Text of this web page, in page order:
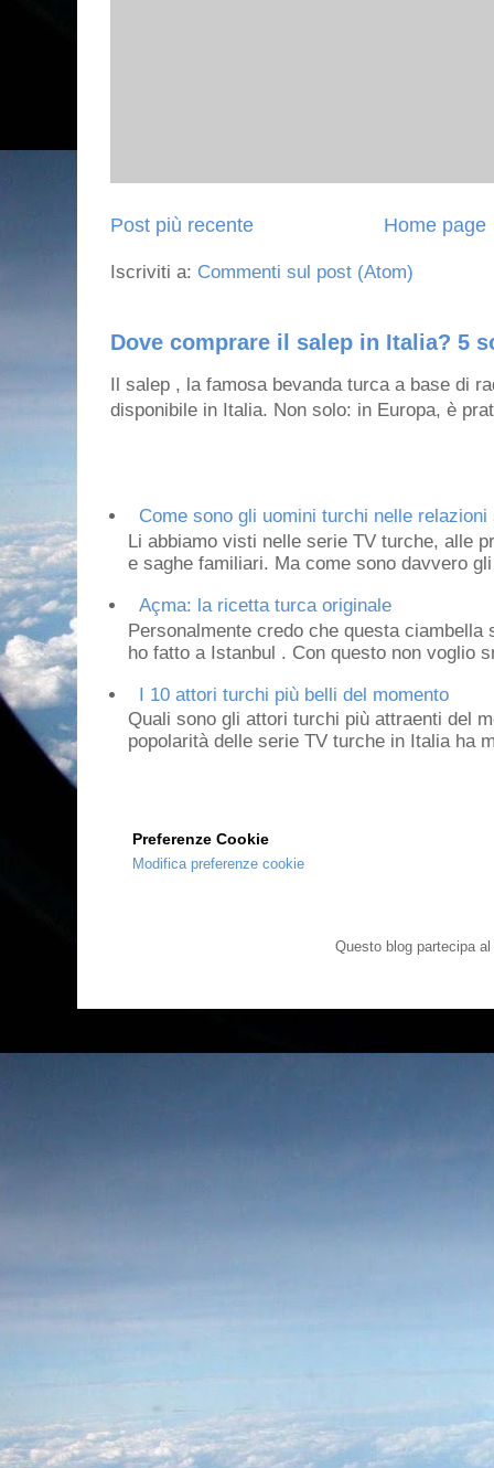
Post più recente Home page
Iscriviti a: Commenti sul post (Atom)
Dove comprare il salep in Italia? 5
Il salep , la famosa bevanda turca a base di
disponibile in Italia. Non solo: in Europa, è
Come sono gli uomini turchi nelle
Li abbiamo visti nelle serie TV turche, alle
e saghe familiari. Ma come sono davvero
Açma: la ricetta turca originale
Personalmente credo che questa
ho fatto a Istanbul . Con questo non voglio
I 10 attori turchi più belli del momento
Quali sono gli attori turchi più attraenti del
popolarità delle serie TV turche in Italia ha
Preferenze Cookie
Modifica preferenze cookie
Questo blog partecipa